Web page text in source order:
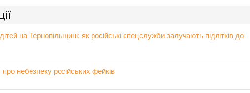
на Тернопільщині: як російські спецслужби залучають підлітків до
небезпеку російських фейків